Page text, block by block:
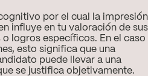
por el cual la impresión
influye en tu valoración de sus
logros específicos. En el caso
esto significa que una
puede llevar a una
se justifica objetivamente.